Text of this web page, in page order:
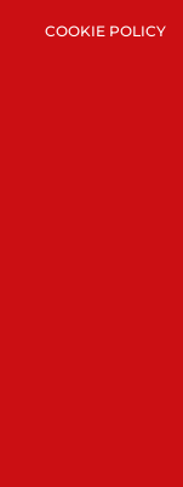
COOKIE POLICY